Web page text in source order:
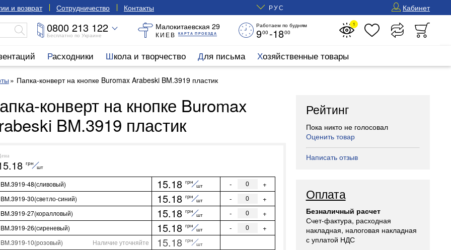
и возврат Сотрудничество Контакты РУС Кабинет
0800 213 122
Бесплатно по Украине
Малокитаевская 29
КИЕВ КАРТА ПРОЕЗДА
Работаем по будням
900 -1800
1
Расходники Школа и творчество Для письма Хозяйственные товары
Папка-конверт на кнопке Buromax Arabeski BM.3919 пластик
конверт на кнопке Buromax
BM.3919 пластик
грн
шт
BM.3919-48(сливовый) 15.18 грн
шт - +
BM.3919-30(светло-синий) 15.18 грн
шт - +
BM.3919-27(коралловый) 15.18 грн
шт - +
BM.3919-26(сиреневый) 15.18 грн
шт - +
BM.3919-10(розовый) Наличие уточняйте 15.18 грн
шт
Рейтинг
Пока никто не голосовал
Оценить товар
Написать отзыв
Оплата
Безналичный расчет
Счет-фактура, расходная
накладная, налоговая накладная
с уплатой НДС